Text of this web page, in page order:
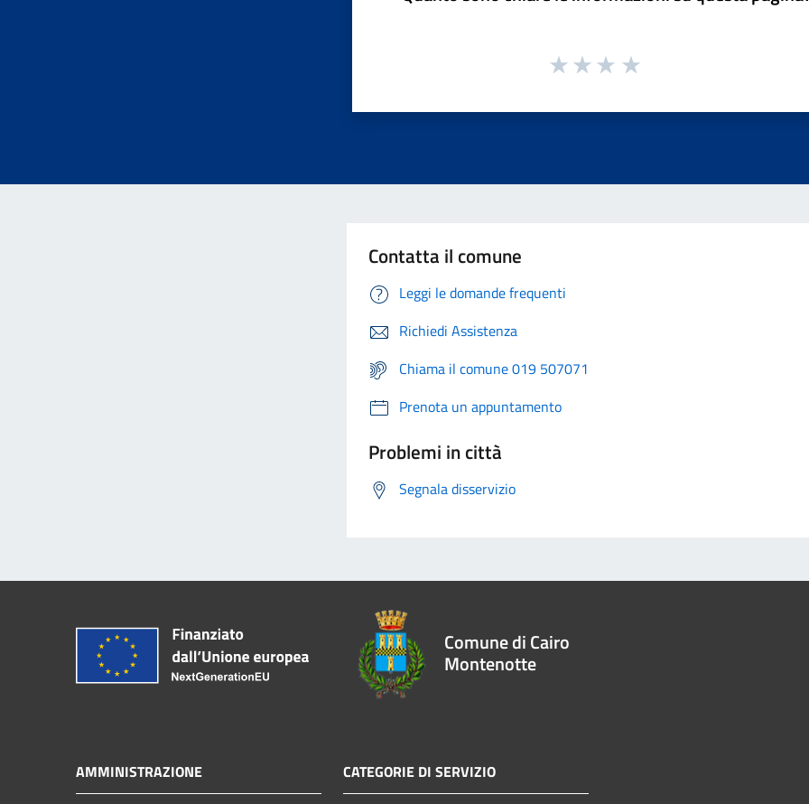
Contatta il comune
Leggi le domande frequenti
Richiedi Assistenza
Chiama il comune 019 507071
Prenota un appuntamento
Problemi in città
Segnala disservizio
Comune di Cairo
Montenotte
AMMINISTRAZIONE CATEGORIE DI SERVIZIO